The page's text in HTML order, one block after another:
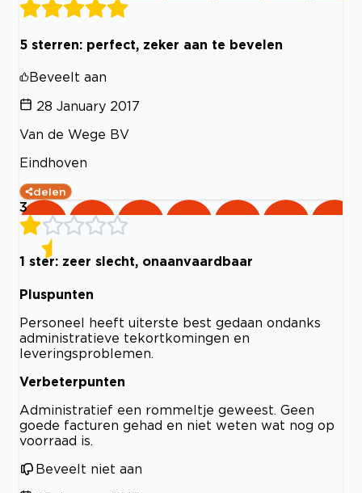
5 sterren: perfect, zeker aan te bevelen
Beveelt aan
28 January 2017
Van de Wege BV
Eindhoven
delen
3
1 ster: zeer slecht, onaanvaardbaar
Pluspunten
Personeel heeft uiterste best gedaan ondanks
administratieve tekortkomingen en
leveringsproblemen.
Verbeterpunten
Administratief een rommeltje geweest. Geen
goede facturen gehad en niet weten wat nog op
voorraad is.
Beveelt niet aan